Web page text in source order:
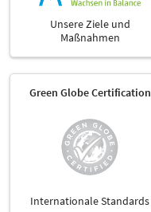
Unsere Ziele und
Maßnahmen
Green Globe Certification
Internationale Standards